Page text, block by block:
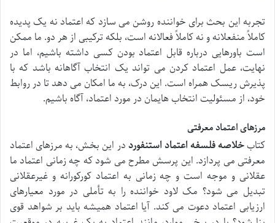
تجربه این بحث برای خواننده روشن می سازد که اعتماد نه یک پدیده
کاملاً منفعلانه و نه کاملاً فعالانه است، بلکه ترکیبی از هر دو. ما ممکن
است باورهایی درباره قابل اعتماد بودن کسی داشته باشیم، اما در
نهایت، عمل اعتماد کردن می تواند یک انتخاب آگاهانه باشد که با
پذیرش ریسک همراه است. این درک، به ما امکان می دهد تا در روابط
خود، از مسئولیت انتخاب هایمان در مورد اعتماد، آگاه باشیم.
مرزهای اعتماد معرفتی
کتابخلاصه فلسفه اعتماد استنفورددر این بخش، به مرزهای اعتماد
معرفتی می پردازد. این پرسش مطرح می شود که چه زمانی اعتماد ما
عقلانی و موجه است و چه زمانی به اعتماد کورکورانه و غیرعقلانی
تبدیل می شود؟ مک لاود خواننده را به تأملی در مورد معیارهای
ارزیابی اعتماد دعوت می کند. آیا اعتماد همیشه باید بر شواهد قوی